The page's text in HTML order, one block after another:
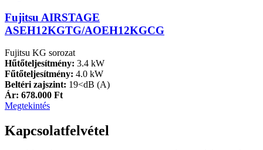
Fujitsu AIRSTAGE
ASEH12KGTG/AOEH12KGCG
Fujitsu KG sorozat
Hűtőteljesítmény: 3.4 kW
Fűtőteljesítmény: 4.0 kW
Beltéri zajszint: 19<dB (A)
Ár: 678.000 Ft
Megtekintés
Kapcsolatfelvétel